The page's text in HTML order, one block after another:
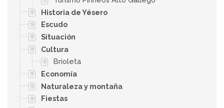
Historia de Yésero
Escudo
Situación
Cultura
Brioleta
Economía
Naturaleza y montaña
Fiestas